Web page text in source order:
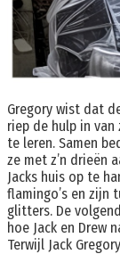
Gregory wist dat
riep de hulp in van
te leren. Samen
ze met z’n drieën
Jacks huis op te
flamingo’s en zijn
glitters. De
hoe Jack en Drew
Terwijl Jack